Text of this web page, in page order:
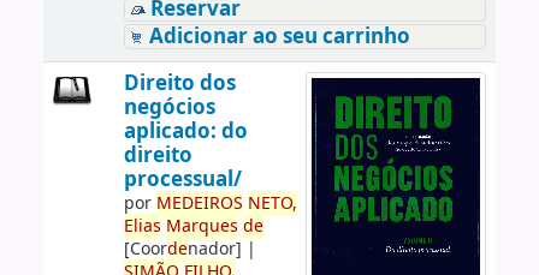
Reservar
Adicionar ao seu carrinho
Direito dos
negócios
aplicado: do
direito
processual/
por MEDEIROS NETO,
Elias Marques de
[Coordenador] |